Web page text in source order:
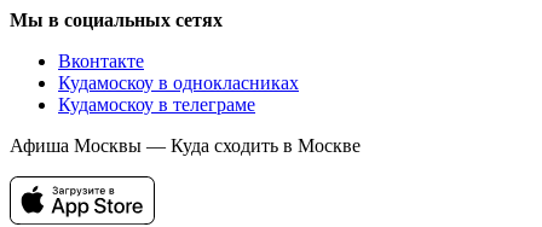
Мы в социальных сетях
Вконтакте
Кудамоскоу в однокласниках
Кудамоскоу в телеграме
Афиша Москвы — Куда сходить в Москве